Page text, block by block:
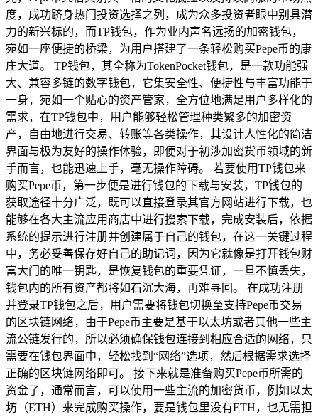
度，成功跻身热门投资选择之列，成为众多投资者眼中别具潜
力的新兴标的，而TP钱包，作为业内声名远扬的加密钱包，
宛如一座便捷的桥梁，为用户搭建了一条轻松购买Pepe币的康
庄大道。 TP钱包，其全称为TokenPocket钱包，是一款功能强
大、兼容多链的数字钱包，它集安全性、便捷性与丰富功能于
一身，宛如一个贴心的资产管家，全方位地满足用户多样化的
需求，在TP钱包中，用户能够轻松管理种类繁多的加密资
产，自由地进行交易、转账等各类操作，其设计人性化的简洁
界面与极为友好的操作体验，即便对于初涉加密货币领域的新
手而言，也能迅速上手，毫无操作障碍。 若要使用TP钱包来
购买Pepe币，第一步便是进行钱包的下载与安装，TP钱包的
获取途径十分广泛，既可以直接登录其官方网站进行下载，也
能够在各大主流应用商店中进行搜索下载，完成安装后，依据
系统的提示进行注册并创建属于自己的钱包，在这一关键过程
中，务必妥善保存好自己的助记词，因为它就像是打开钱包财
富大门的唯一钥匙，是恢复钱包的重要凭证，一旦不慎丢失，
钱包内的所有资产都将如石沉大海，再难寻回。 在成功注册
并登录TP钱包之后，用户需要将钱包切换至支持Pepe币交易
的区块链网络，由于Pepe币主要是基于以太坊或者其他一些主
流公链发行的，所以必须确保钱包连接到相应合适的网络，只
需要在钱包界面中，轻松找到“网络”选项，然后根据需求选择
正确的区块链网络即可。 接下来就是准备购买Pepe币所需的
资金了，通常而言，可以使用一些主流的加密货币，例如以太
坊（ETH）来完成购买操作，要是钱包里没有ETH，也无需担